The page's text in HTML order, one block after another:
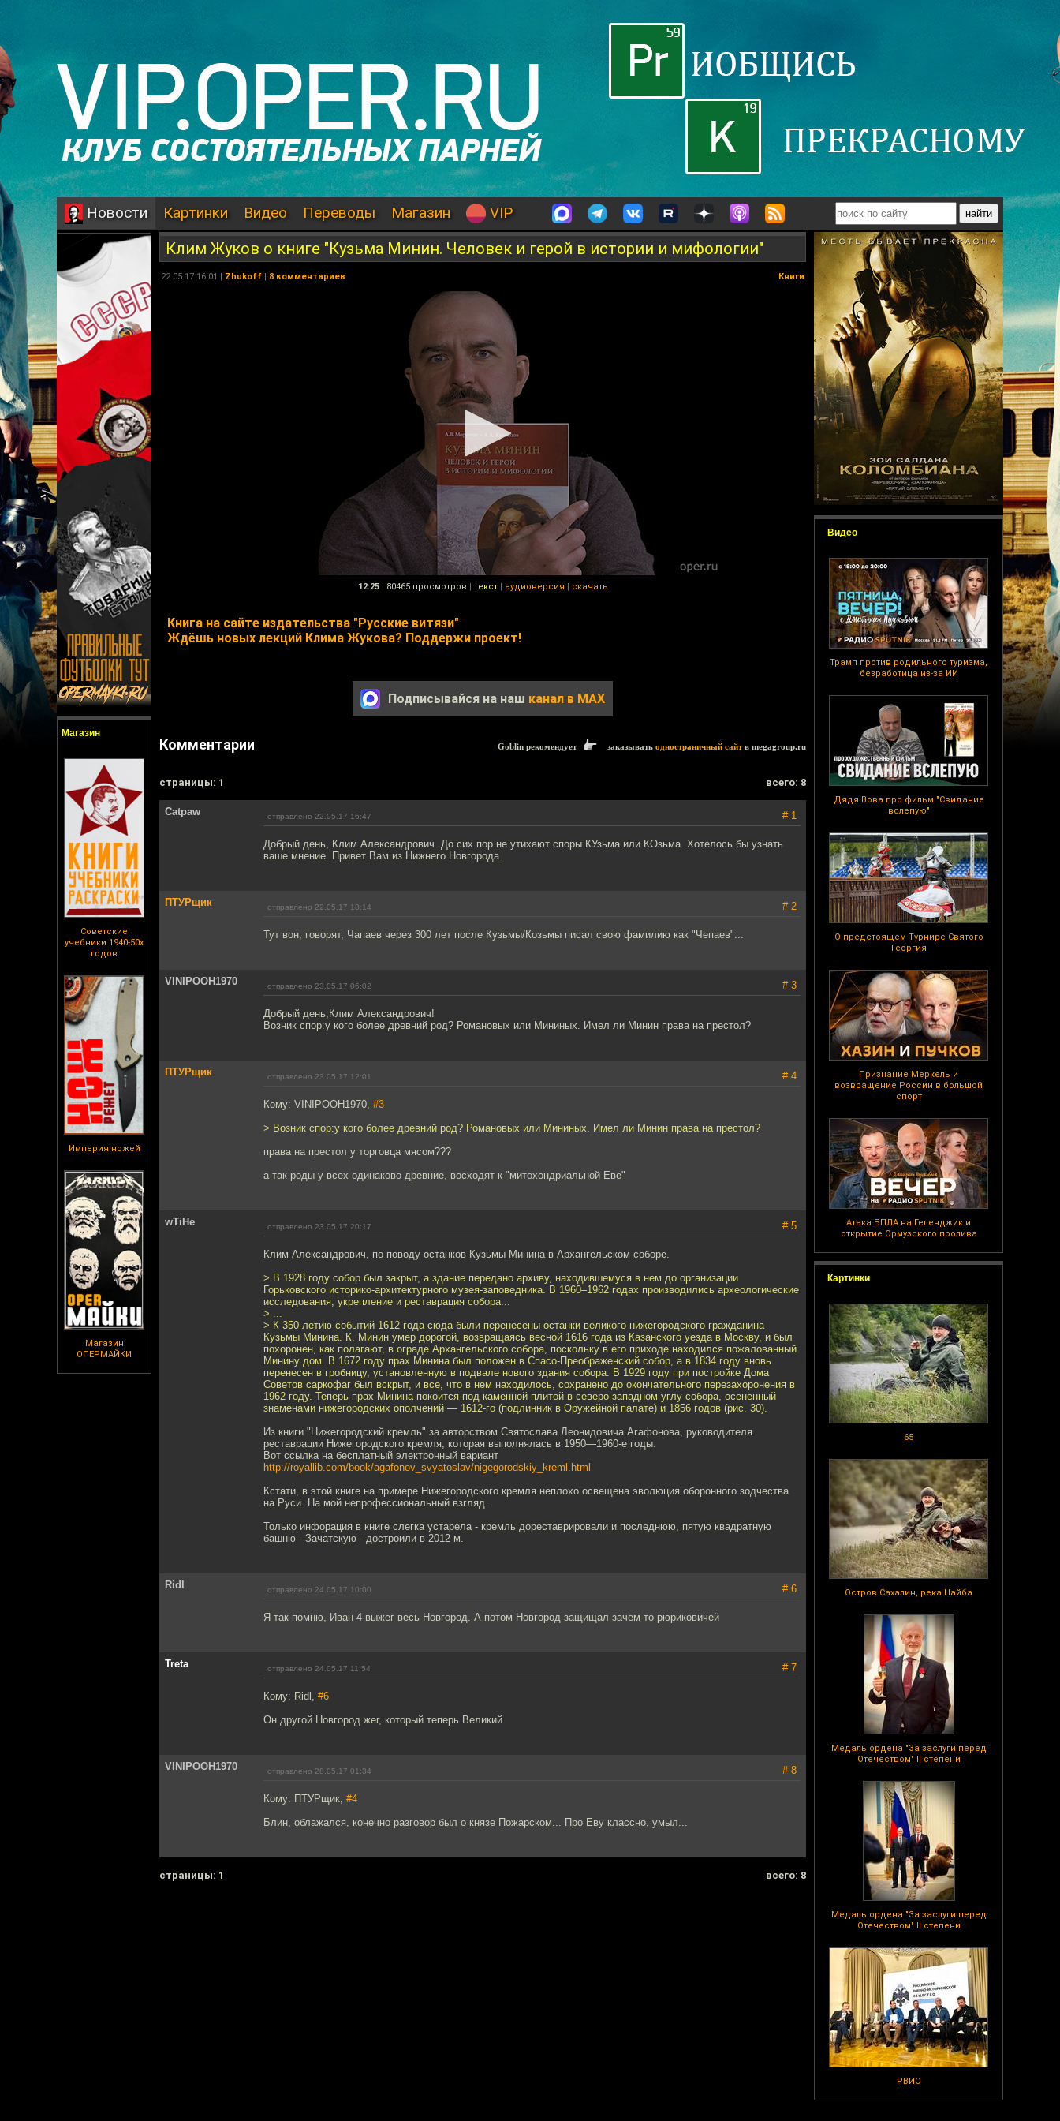
Новости Картинки Видео Переводы Магазин VIP
Магазин
Советские
учебники 1940-50х
годов
Империя ножей
Магазин
ОПЕРМАЙКИ
Видео
Трамп против родильного туризма,
безработица из-за ИИ
Дядя Вова про фильм "Свидание
вслепую"
О предстоящем Турнире Святого
Георгия
Признание Меркель и
возвращение России в большой
спорт
Атака БПЛА на Геленджик и
открытие Ормузского пролива
Картинки
65
Остров Сахалин, река Найба
Медаль ордена "За заслуги перед
Отечеством" II степени
Медаль ордена "За заслуги перед
Отечеством" II степени
РВИО
Клим Жуков о книге "Кузьма Минин. Человек и герой в истории и мифологии"
22.05.17 16:01 | Zhukoff | 8 комментариев Книги
12:25 | 80465 просмотров | текст | аудиоверсия | скачать
Книга на сайте издательства "Русские витязи"
Ждёшь новых лекций Клима Жукова? Поддержи проект!
Подписывайся на наш канал в MAX
Комментарии Goblin рекомендует заказывать одностраничный сайтв megagroup.ru
cтраницы: 1 всего: 8
Catpaw отправлено 22.05.17 16:47 # 1
Добрый день, Клим Александрович. До сих пор не утихают споры КУзьма или КОзьма. Хотелось бы узнать
ваше мнение. Привет Вам из Нижнего Новгорода
ПТУРщик отправлено 22.05.17 18:14 # 2
Тут вон, говорят, Чапаев через 300 лет после Кузьмы/Козьмы писал свою фамилию как "Чепаев"...
VINIPOOH1970 отправлено 23.05.17 06:02 # 3
Добрый день,Клим Александрович!
Возник спор:у кого более древний род? Романовых или Мининых. Имел ли Минин права на престол?
ПТУРщик отправлено 23.05.17 12:01 # 4
Кому: VINIPOOH1970, #3
> Возник спор:у кого более древний род? Романовых или Мининых. Имел ли Минин права на престол?
права на престол у торговца мясом???
а так роды у всех одинаково древние, восходят к "митохондриальной Еве"
wTiHe отправлено 23.05.17 20:17 # 5
Клим Александрович, по поводу останков Кузьмы Минина в Архангельском соборе.
> В 1928 году собор был закрыт, а здание передано архиву, находившемуся в нем до организации
Горьковского историко-архитектурного музея-заповедника. В 1960–1962 годах производились археологические
исследования, укрепление и реставрация собора...
> ...
> К 350-летию событий 1612 года сюда были перенесены останки великого нижегородского гражданина
Кузьмы Минина. К. Минин умер дорогой, возвращаясь весной 1616 года из Казанского уезда в Москву, и был
похоронен, как полагают, в ограде Архангельского собора, поскольку в его приходе находился пожалованный
Минину дом. В 1672 году прах Минина был положен в Спасо-Преображенский собор, а в 1834 году вновь
перенесен в гробницу, установленную в подвале нового здания собора. В 1929 году при постройке Дома
Советов саркофаг был вскрыт, и все, что в нем находилось, сохранено до окончательного перезахоронения в
1962 году. Теперь прах Минина покоится под каменной плитой в северо-западном углу собора, осененный
знаменами нижегородских ополчений — 1612-го (подлинник в Оружейной палате) и 1856 годов (рис. 30).
Из книги "Нижегородский кремль" за авторством Святослава Леонидовича Агафонова, руководителя
реставрации Нижегородского кремля, которая выполнялась в 1950—1960-е годы.
Вот ссылка на бесплатный электронный вариант
http://royallib.com/book/agafonov_svyatoslav/nigegorodskiy_kreml.html
Кстати, в этой книге на примере Нижегородского кремля неплохо освещена эволюция оборонного зодчества
на Руси. На мой непрофессиональный взгляд.
Только инфорация в книге слегка устарела - кремль дореставрировали и последнюю, пятую квадратную
башню - Зачатскую - достроили в 2012-м.
Ridl отправлено 24.05.17 10:00 # 6
Я так помню, Иван 4 выжег весь Новгород. А потом Новгород защищал зачем-то рюриковичей
Treta отправлено 24.05.17 11:54 # 7
Кому: Ridl, #6
Он другой Новгород жег, который теперь Великий.
VINIPOOH1970 отправлено 28.05.17 01:34 # 8
Кому: ПТУРщик, #4
Блин, облажался, конечно разговор был о князе Пожарском... Про Еву классно, умыл...
cтраницы: 1 всего: 8